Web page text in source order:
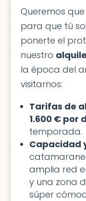
Queremos
para que tú
ponerte el
nuestro
la época del
visitarnos:
Tarifas de
1.600 € por
temporada.
Capacidad
amplia red
y una zona
súper